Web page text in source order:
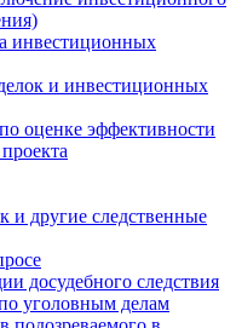
инвестиционных
и инвестиционных
оценке эффективности
и другие следственные
досудебного следствия
уголовным делам